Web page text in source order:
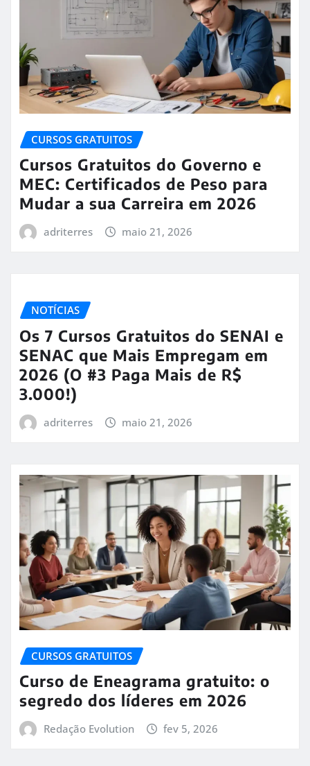
CURSOS GRATUITOS
Cursos Gratuitos do Governo e
MEC: Certificados de Peso para
Mudar a sua Carreira em 2026
adriterres maio 21, 2026
NOTÍCIAS
Os 7 Cursos Gratuitos do SENAI e
SENAC que Mais Empregam em
2026 (O #3 Paga Mais de R$
3.000!)
adriterres maio 21, 2026
CURSOS GRATUITOS
Curso de Eneagrama gratuito: o
segredo dos líderes em 2026
Redação Evolution fev 5, 2026